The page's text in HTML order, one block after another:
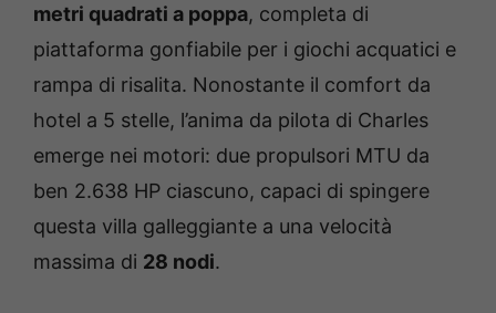
metri quadrati a poppa, completa di
piattaforma gonfiabile per i giochi acquatici e
rampa di risalita. Nonostante il comfort da
hotel a 5 stelle, l’anima da pilota di Charles
emerge nei motori: due propulsori MTU da
ben 2.638 HP ciascuno, capaci di spingere
questa villa galleggiante a una velocità
massima di 28 nodi.